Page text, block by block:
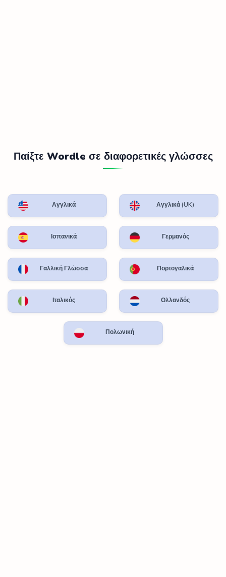
Παίξτε Wordle σε διαφορετικές γλώσσες
Αγγλικά Αγγλικά (UK)
Ισπανικά Γερμανός
Γαλλική Γλώσσα Πορτογαλικά
Ιταλικός Ολλανδός
Πολωνική